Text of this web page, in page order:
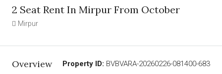
2 Seat Rent In Mirpur From October
Mirpur
Overview Property ID: BVBVARA-20260226-081400-683